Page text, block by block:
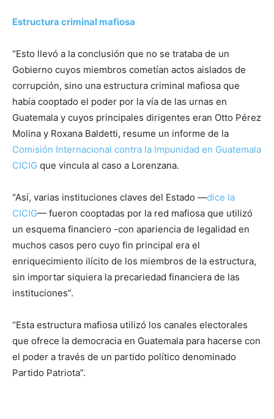
Estructura criminal mafiosa
“Esto llevó a la conclusión que no se trataba de un
Gobierno cuyos miembros cometían actos aislados de
corrupción, sino una estructura criminal mafiosa que
había cooptado el poder por la vía de las urnas en
Guatemala y cuyos principales dirigentes eran Otto Pérez
Molina y Roxana Baldetti, resume un informe de la
Comisión Internacional contra la Impunidad en Guatemala
CICIG que vincula al caso a Lorenzana.
“Así, varias instituciones claves del Estado —dice la
CICIG— fueron cooptadas por la red mafiosa que utilizó
un esquema financiero -con apariencia de legalidad en
muchos casos pero cuyo fin principal era el
enriquecimiento ilícito de los miembros de la estructura,
sin importar siquiera la precariedad financiera de las
instituciones”.
“Esta estructura mafiosa utilizó los canales electorales
que ofrece la democracia en Guatemala para hacerse con
el poder a través de un partido político denominado
Partido Patriota”.